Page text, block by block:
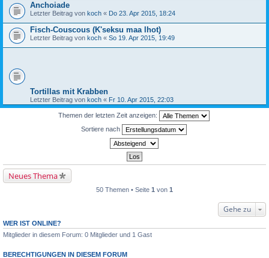
Anchoiade
Letzter Beitrag von koch « Do 23. Apr 2015, 18:24
Fisch-Couscous (K'seksu maa lhot)
Letzter Beitrag von koch « So 19. Apr 2015, 19:49
Tortillas mit Krabben
Letzter Beitrag von koch « Fr 10. Apr 2015, 22:03
Themen der letzten Zeit anzeigen:
Sortiere nach
Neues Thema
50 Themen • Seite 1 von 1
Gehe zu
WER IST ONLINE?
Mitglieder in diesem Forum: 0 Mitglieder und 1 Gast
BERECHTIGUNGEN IN DIESEM FORUM